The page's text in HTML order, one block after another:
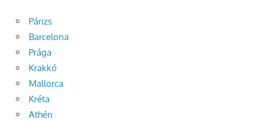
Párizs
Barcelona
Prága
Krakkó
Mallorca
Kréta
Athén